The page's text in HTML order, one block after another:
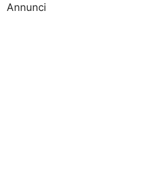
Annunci